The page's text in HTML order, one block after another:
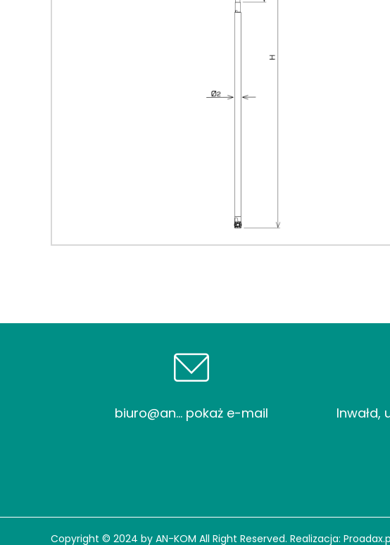
biuro@an... pokaż e-mail
Inwałd,
Copyright © 2024 by AN-KOM All Right Reserved. Realizacja: